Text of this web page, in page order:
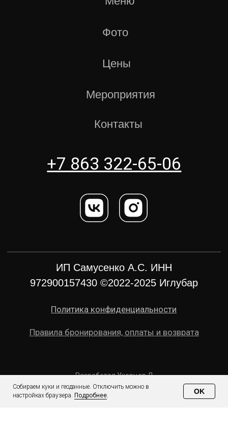
Собираем куки и геоданные. Отключить можно в
настройках браузера. Подробнее.
OK